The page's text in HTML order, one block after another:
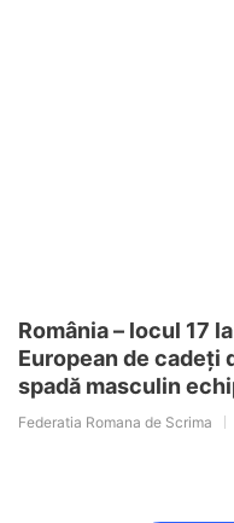
România – locul 17
European de cadeți
spadă masculin
Federatia Romana de Scrima